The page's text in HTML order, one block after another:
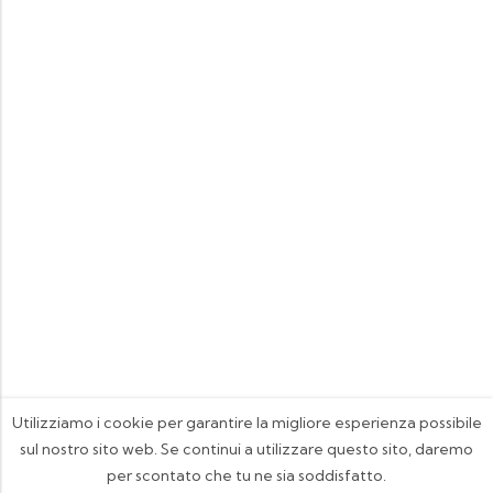
Utilizziamo i cookie per garantire la migliore esperienza possibile
sul nostro sito web. Se continui a utilizzare questo sito, daremo
per scontato che tu ne sia soddisfatto.